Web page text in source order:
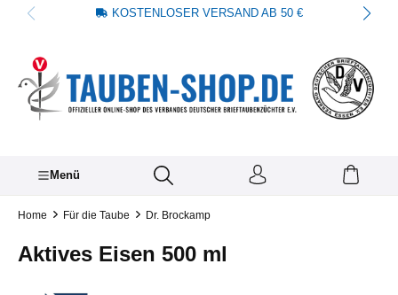
springen KOSTENLOSER VERSAND AB 50 €
Menü
Home Für die Taube Dr. Brockamp
Aktives Eisen 500 ml